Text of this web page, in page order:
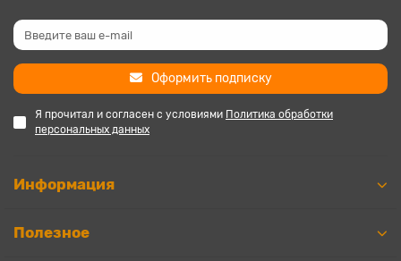
Оформить подписку
Я прочитал и согласен с условиями Политика обработки
персональных данных
Информация
Полезное